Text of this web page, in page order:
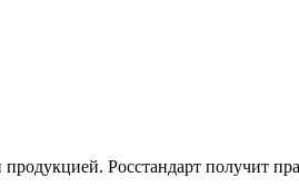
Росстандарт получит